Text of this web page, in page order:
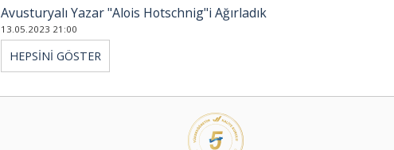
Avusturyalı Yazar "Alois Hotschnig"i Ağırladık
13.05.2023 21:00
HEPSİNİ GÖSTER